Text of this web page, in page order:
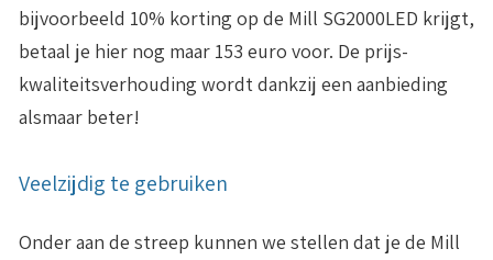
bijvoorbeeld 10% korting op de Mill SG2000LED krijgt,
betaal je hier nog maar 153 euro voor. De prijs-
kwaliteitsverhouding wordt dankzij een aanbieding
alsmaar beter!
Veelzijdig te gebruiken
Onder aan de streep kunnen we stellen dat je de Mill